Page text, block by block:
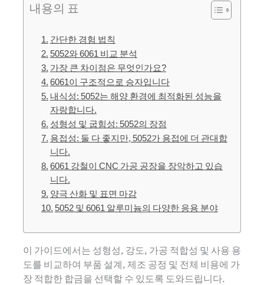
내용의 표
간단한 경험 법칙
5052와 6061 비교 분석
가장 큰 차이점은 무엇인가요?
6061이 구조적으로 승자입니다
내식성: 5052는 해양 환경에 최적화된 성능을
자랑합니다.
성형성 및 굽힘성: 5052의 장점
용접성: 둘 다 좋지만, 5052가 용접에 더 관대합
니다.
6061 강철이 CNC 가공 공장을 장악하고 있습
니다.
양극 산화 및 표면 마감
5052 및 6061 알루미늄의 다양한 응용 분야
이 가이드에서는 성형성, 강도, 가공 적합성 및 사용 용
도를 비교하여 부품 설계, 제조 공정 및 전체 비용에 가
장 적합한 합금을 선택할 수 있도록 도와드립니다.